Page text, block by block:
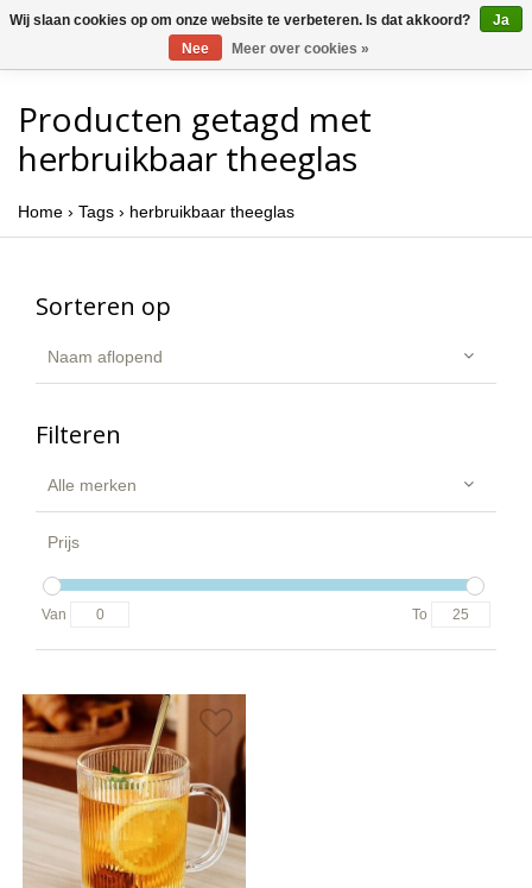
Producten getagd met
herbruikbaar theeglas
Home › Tags › herbruikbaar theeglas
Sorteren op
Naam aflopend
Filteren
Alle merken
Prijs
Van To
Wij slaan cookies op om onze website te verbeteren. Is dat akkoord?
Ja
Nee
Meer over cookies »